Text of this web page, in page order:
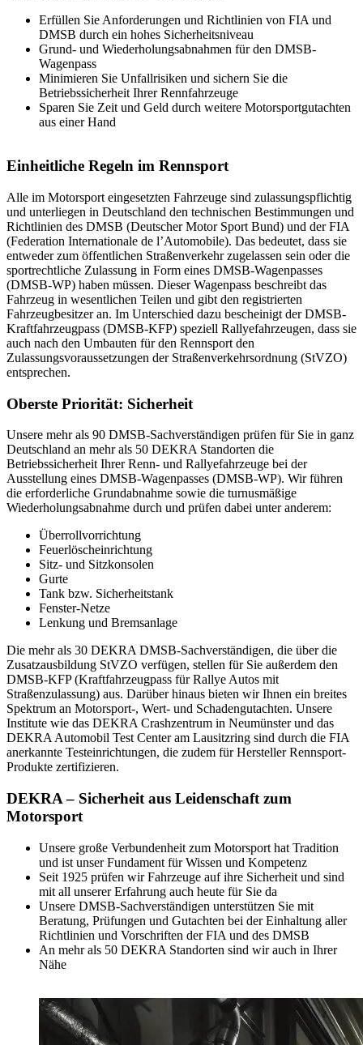
Erfüllen Sie Anforderungen und Richtlinien von FIA und
DMSB durch ein hohes Sicherheitsniveau
Grund- und Wiederholungsabnahmen für den DMSB-
Wagenpass
Minimieren Sie Unfallrisiken und sichern Sie die
Betriebssicherheit Ihrer Rennfahrzeuge
Sparen Sie Zeit und Geld durch weitere Motorsportgutachten
aus einer Hand
Einheitliche Regeln im Rennsport
Alle im Motorsport eingesetzten Fahrzeuge sind zulassungspflichtig
und unterliegen in Deutschland den technischen Bestimmungen und
Richtlinien des DMSB (Deutscher Motor Sport Bund) und der FIA
(Federation Internationale de l’Automobile). Das bedeutet, dass sie
entweder zum öffentlichen Straßenverkehr zugelassen sein oder die
sportrechtliche Zulassung in Form eines DMSB-Wagenpasses
(DMSB-WP) haben müssen. Dieser Wagenpass beschreibt das
Fahrzeug in wesentlichen Teilen und gibt den registrierten
Fahrzeugbesitzer an. Im Unterschied dazu bescheinigt der DMSB-
Kraftfahrzeugpass (DMSB-KFP) speziell Rallyefahrzeugen, dass sie
auch nach den Umbauten für den Rennsport den
Zulassungsvoraussetzungen der Straßenverkehrsordnung (StVZO)
entsprechen.
Oberste Priorität: Sicherheit
Unsere mehr als 90 DMSB-Sachverständigen prüfen für Sie in ganz
Deutschland an mehr als 50 DEKRA Standorten die
Betriebssicherheit Ihrer Renn- und Rallyefahrzeuge bei der
Ausstellung eines DMSB-Wagenpasses (DMSB-WP). Wir führen
die erforderliche Grundabnahme sowie die turnusmäßige
Wiederholungsabnahme durch und prüfen dabei unter anderem:
Überrollvorrichtung
Feuerlöscheinrichtung
Sitz- und Sitzkonsolen
Gurte
Tank bzw. Sicherheitstank
Fenster-Netze
Lenkung und Bremsanlage
Die mehr als 30 DEKRA DMSB-Sachverständigen, die über die
Zusatzausbildung StVZO verfügen, stellen für Sie außerdem den
DMSB-KFP (Kraftfahrzeugpass für Rallye Autos mit
Straßenzulassung) aus. Darüber hinaus bieten wir Ihnen ein breites
Spektrum an Motorsport-, Wert- und Schadengutachten. Unsere
Institute wie das DEKRA Crashzentrum in Neumünster und das
DEKRA Automobil Test Center am Lausitzring sind durch die FIA
anerkannte Testeinrichtungen, die zudem für Hersteller Rennsport-
Produkte zertifizieren.
DEKRA – Sicherheit aus Leidenschaft zum
Motorsport
Unsere große Verbundenheit zum Motorsport hat Tradition
und ist unser Fundament für Wissen und Kompetenz
Seit 1925 prüfen wir Fahrzeuge auf ihre Sicherheit und sind
mit all unserer Erfahrung auch heute für Sie da
Unsere DMSB-Sachverständigen unterstützen Sie mit
Beratung, Prüfungen und Gutachten bei der Einhaltung aller
Richtlinien und Vorschriften der FIA und des DMSB
An mehr als 50 DEKRA Standorten sind wir auch in Ihrer
Nähe